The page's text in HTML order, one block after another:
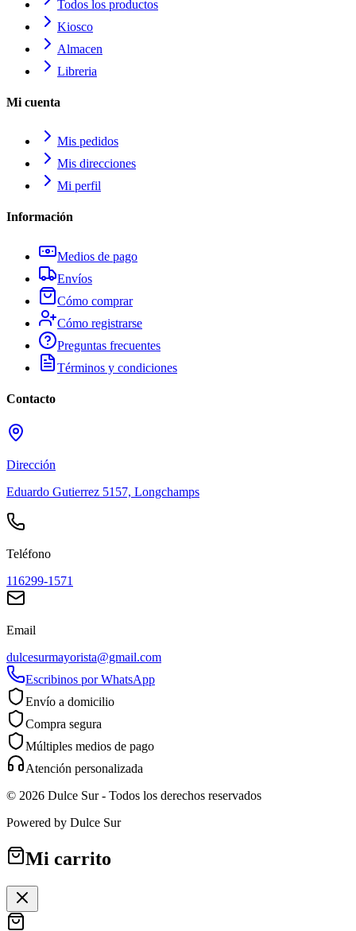
Todos los productos
Kiosco
Almacen
Libreria
Mi cuenta
Mis pedidos
Mis direcciones
Mi perfil
Información
Medios de pago
Envíos
Cómo comprar
Cómo registrarse
Preguntas frecuentes
Términos y condiciones
Contacto
Dirección
Eduardo Gutierrez 5157, Longchamps
Teléfono
116299-1571
Email
dulcesurmayorista@gmail.com
Escribinos por WhatsApp
Envío a domicilio
Compra segura
Múltiples medios de pago
Atención personalizada
© 2026 Dulce Sur- Todos los derechos reservados
Powered by Dulce Sur
Mi carrito